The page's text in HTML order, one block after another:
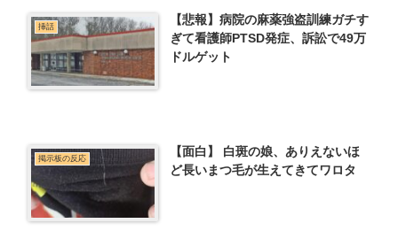
挿話
【悲報】病院の麻薬強盗訓練ガチす
ぎて看護師PTSD発症、訴訟で49万
ドルゲット
掲示板の反応
【面白】 白斑の娘、ありえないほ
ど長いまつ毛が生えてきてワロタ